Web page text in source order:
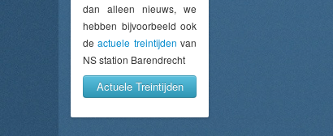
dan alleen nieuws, we
hebben bijvoorbeeld ook
deactuele treintijden van
NS station Barendrecht
Actuele Treintijden